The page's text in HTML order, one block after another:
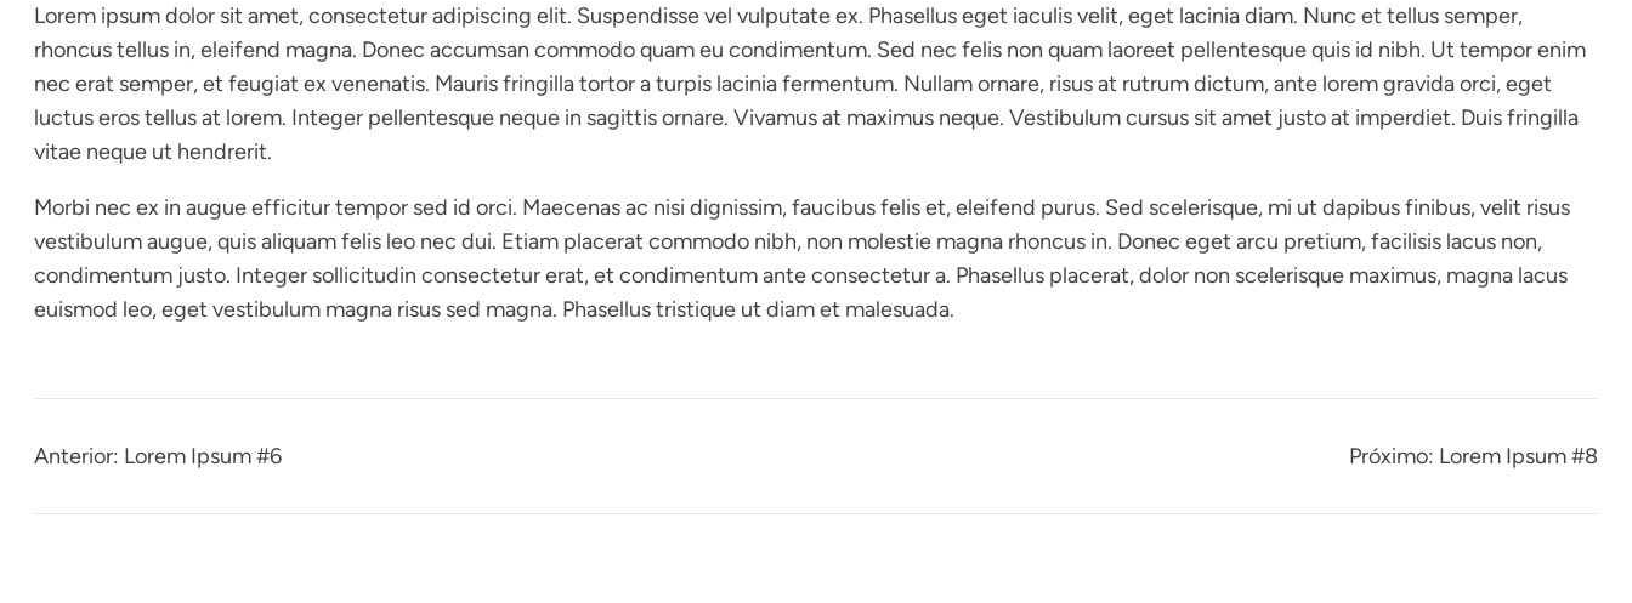
Lorem ipsum dolor sit amet, consectetur adipiscing elit. Suspendisse vel vulputate ex. Phasellus eget iaculis velit, eget lacinia diam. Nunc et tellus semper,
rhoncus tellus in, eleifend magna. Donec accumsan commodo quam eu condimentum. Sed nec felis non quam laoreet pellentesque quis id nibh. Ut tempor enim
nec erat semper, et feugiat ex venenatis. Mauris fringilla tortor a turpis lacinia fermentum. Nullam ornare, risus at rutrum dictum, ante lorem gravida orci, eget
luctus eros tellus at lorem. Integer pellentesque neque in sagittis ornare. Vivamus at maximus neque. Vestibulum cursus sit amet justo at imperdiet. Duis fringilla
vitae neque ut hendrerit.
Morbi nec ex in augue efficitur tempor sed id orci. Maecenas ac nisi dignissim, faucibus felis et, eleifend purus. Sed scelerisque, mi ut dapibus finibus, velit risus
vestibulum augue, quis aliquam felis leo nec dui. Etiam placerat commodo nibh, non molestie magna rhoncus in. Donec eget arcu pretium, facilisis lacus non,
condimentum justo. Integer sollicitudin consectetur erat, et condimentum ante consectetur a. Phasellus placerat, dolor non scelerisque maximus, magna lacus
euismod leo, eget vestibulum magna risus sed magna. Phasellus tristique ut diam et malesuada.
Anterior: Lorem Ipsum #6 Próximo: Lorem Ipsum #8